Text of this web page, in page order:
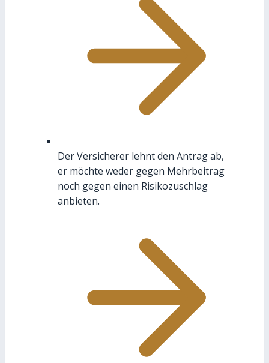
Der Versicherer lehnt den Antrag ab,
er möchte weder gegen Mehrbeitrag
noch gegen einen Risikozuschlag
anbieten.